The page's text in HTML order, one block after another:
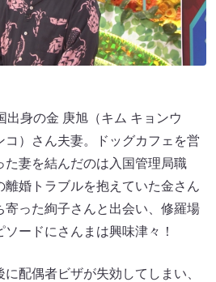
出身の金 庚旭（キム キョンウ
コ）さん夫妻。ドッグカフェを営
た妻を結んだのは入国管理局職
婚トラブルを抱えていた金さん
寄った絢子さんと出会い、修羅場
ソードにさんまは興味津々！
配偶者ビザが失効してしまい、